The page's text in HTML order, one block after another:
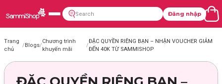
Đăng nhập
Trang
chủ
/Blogs/
Chương trình
khuyến mãi
/
ĐẶC QUYỀN RIÊNG BẠN – NHẬN VOUCHER GIẢM
ĐẾN 40K TỪ SAMMISHOP